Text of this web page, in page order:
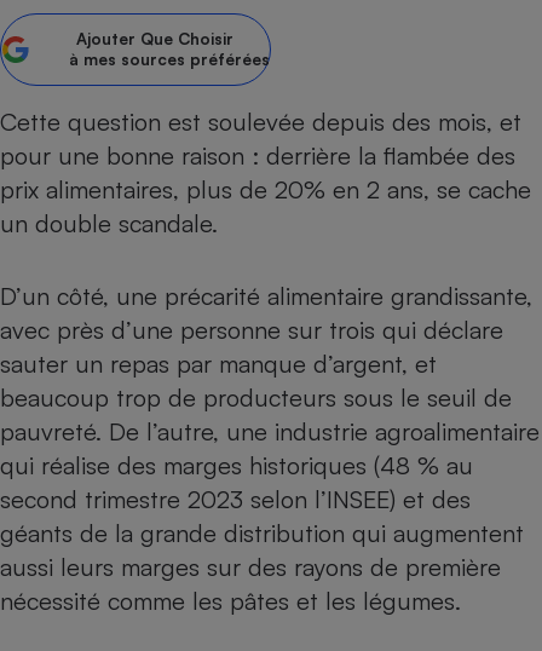
Ajouter Que Choisir
à mes sources préférées
Cette question est soulevée depuis des mois, et
pour une bonne raison : derrière la flambée des
prix alimentaires, plus de 20% en 2 ans, se cache
un double scandale.
D’un côté, une précarité alimentaire grandissante,
avec près d’une personne sur trois qui déclare
sauter un repas par manque d’argent, et
beaucoup trop de producteurs sous le seuil de
pauvreté. De l’autre, une industrie agroalimentaire
qui réalise des marges historiques (48 % au
second trimestre 2023 selon l’INSEE) et des
géants de la grande distribution qui augmentent
aussi leurs marges sur des rayons de première
nécessité comme les pâtes et les légumes.
Assurance emprunteur
Lave-linge
Plaque de cuisson à
induction
Téléviseur
Téléphone mobile -
Smartphone
Radiateur électrique
Antimoustique